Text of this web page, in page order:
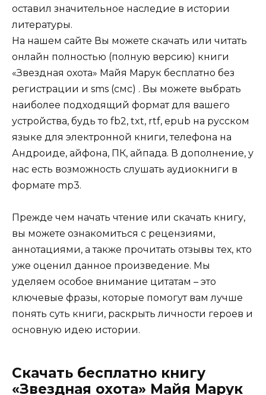
оставил значительное наследие в истории
литературы.
На нашем сайте Вы можете скачать или читать
онлайн полностью (полную версию) книги
«Звездная охота» Майя Марук бесплатно без
регистрации и sms (смс) . Вы можете выбрать
наиболее подходящий формат для вашего
устройства, будь то fb2, txt, rtf, epub на русском
языке для электронной книги, телефона на
Андроиде, айфона, ПК, айпада. В дополнение, у
нас есть возможность слушать аудиокниги в
формате mp3.
Прежде чем начать чтение или скачать книгу,
вы можете ознакомиться с рецензиями,
аннотациями, а также прочитать отзывы тех, кто
уже оценил данное произведение. Мы
уделяем особое внимание цитатам – это
ключевые фразы, которые помогут вам лучше
понять суть книги, раскрыть личности героев и
основную идею истории.
Скачать бесплатно книгу
«Звездная охота» Майя Марук